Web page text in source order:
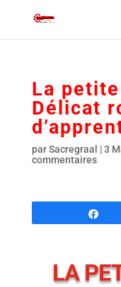
La
Délicat
parSacregraal |3
commentaires
LA